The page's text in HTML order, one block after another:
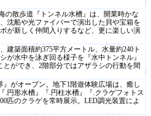
の散歩道『トンネル水槽』は、開業時かな
沈船や光ファイバーで演出した貝や宝箱を
が新しく仲間入りするなど、更に楽しい演
建築面積約375平方メートル、水量約240ト
が水中を泳ぎ回る様子を『水中トンネル』
とができ、2階部分ではアザラシの行動を間
がオープン。地下1階遊体験広場は、癒し
.円形水槽』『.円柱水槽』『.クラゲフォトス
匹のクラゲを常時展示。LED調光装置によ